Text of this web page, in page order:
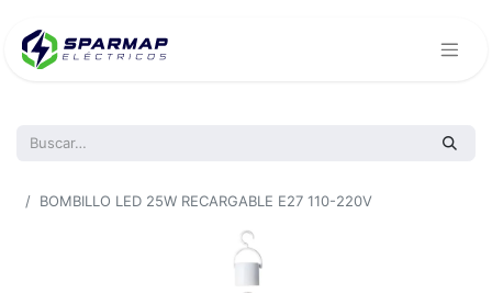
BOMBILLO LED 25W RECARGABLE E27 110-220V